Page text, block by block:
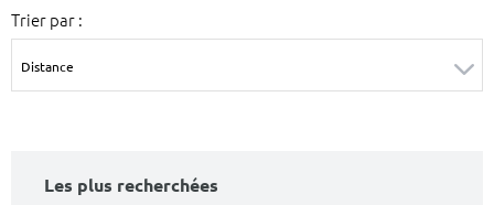
Trier par :
Les plus recherchées